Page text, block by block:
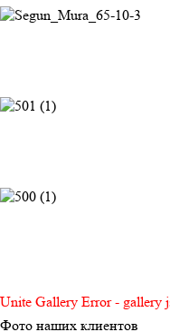
Unite Gallery Error - gallery
Фото наших клиентов